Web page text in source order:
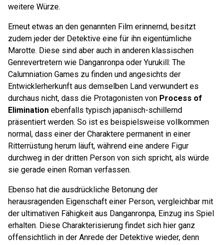
weitere Würze.
Erneut etwas an den genannten Film erinnernd, besitzt
zudem jeder der Detektive eine für ihn eigentümliche
Marotte. Diese sind aber auch in anderen klassischen
Genrevertretern wie Danganronpa oder Yurukill: The
Calumniation Games zu finden und angesichts der
Entwicklerherkunft aus demselben Land verwundert es
durchaus nicht, dass die Protagonisten von Process of
Elimination ebenfalls typisch japanisch-schillernd
präsentiert werden. So ist es beispielsweise vollkommen
normal, dass einer der Charaktere permanent in einer
Ritterrüstung herum läuft, während eine andere Figur
durchweg in der dritten Person von sich spricht, als würde
sie gerade einen Roman verfassen.
Ebenso hat die ausdrückliche Betonung der
herausragenden Eigenschaft einer Person, vergleichbar mit
der ultimativen Fähigkeit aus Danganronpa, Einzug ins Spiel
erhalten. Diese Charakterisierung findet sich hier ganz
offensichtlich in der Anrede der Detektive wieder, denn